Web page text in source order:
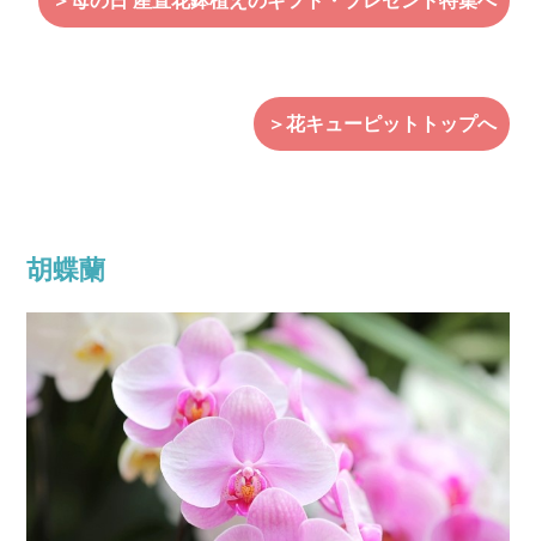
＞花キューピットトップへ
胡蝶蘭